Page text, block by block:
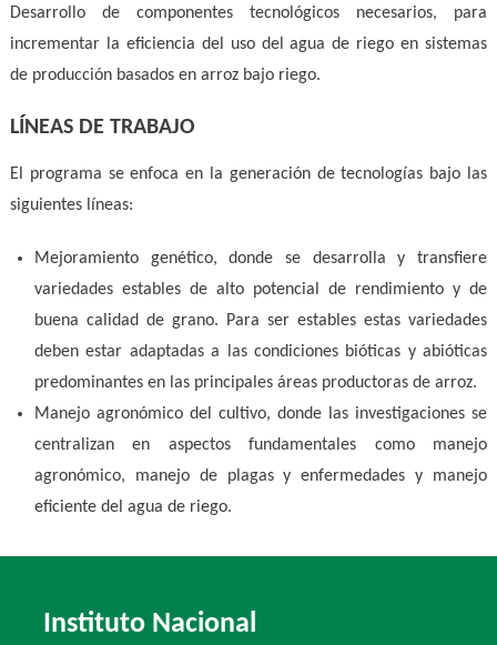
Desarrollo de componentes tecnológicos necesarios, para
incrementar la eficiencia del uso del agua de riego en sistemas
de producción basados en arroz bajo riego.
LÍNEAS DE TRABAJO
El programa se enfoca en la generación de tecnologías bajo las
siguientes líneas:
Mejoramiento genético, donde se desarrolla y transfiere
variedades estables de alto potencial de rendimiento y de
buena calidad de grano. Para ser estables estas variedades
deben estar adaptadas a las condiciones bióticas y abióticas
predominantes en las principales áreas productoras de arroz.
Manejo agronómico del cultivo, donde las investigaciones se
centralizan en aspectos fundamentales como manejo
agronómico, manejo de plagas y enfermedades y manejo
eficiente del agua de riego.
Instituto Nacional